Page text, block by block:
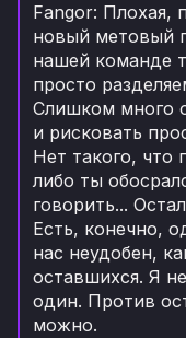
Fangor: Плохая,
новый метовый
нашей команде
просто
Слишком много
и рисковать
Нет такого, что
либо ты
говорить...
Есть, конечно,
нас неудобен,
оставшихся. Я
один. Против
можно.